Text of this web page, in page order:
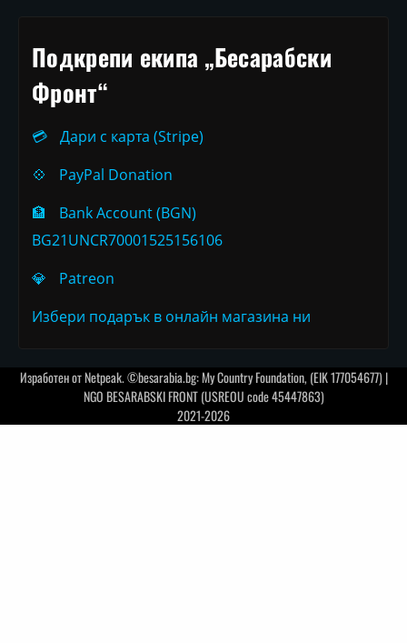
Подкрепи екипа „Бесарабски
Фронт“
💳
Дари с карта (Stripe)
💠
PayPal Donation
🏦
Bank Account (BGN)
BG21UNCR70001525156106
💎
Patreon
Избери подарък в онлайн магазина ни
Изработен отNetpeak. ©besarabia.bg: My Country Foundation, (EIK 177054677) |
NGO BESARABSKI FRONT (USREOU code 45447863)
2021-2026